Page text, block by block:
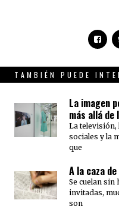
360 Grados
TÉRMINOS
TAMBIÉN PUEDE
La imagen
más allá de
La televisión,
sociales y la
que
A la caza
Se cuelan sin
invitadas,
son